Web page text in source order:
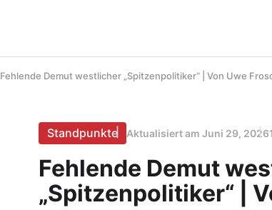
Fehlende Demut westlicher „Spitzenpolitiker“ | Von Uwe
Standpunkte Aktualisiert am Juni 29, 2026
Fehlende Demut
„Spitzenpolitiker“ |